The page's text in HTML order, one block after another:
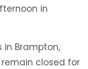
in
in Brampton,
closed for